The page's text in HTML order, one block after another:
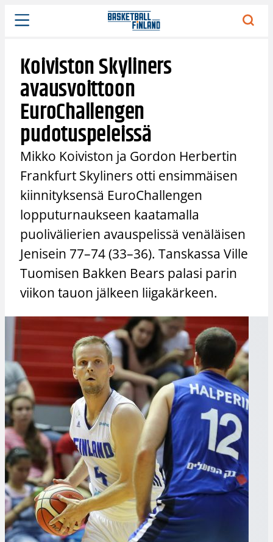
Siirry
sisältöön
Koiviston Skyliners
avausvoittoon
EuroChallengen
pudotuspeleissä
Mikko Koiviston ja Gordon Herbertin
Frankfurt Skyliners otti ensimmäisen
kiinnityksensä EuroChallengen
lopputurnaukseen kaatamalla
puolivälierien avauspelissä venäläisen
Jenisein 77–74 (33–36). Tanskassa Ville
Tuomisen Bakken Bears palasi parin
viikon tauon jälkeen liigakärkeen.